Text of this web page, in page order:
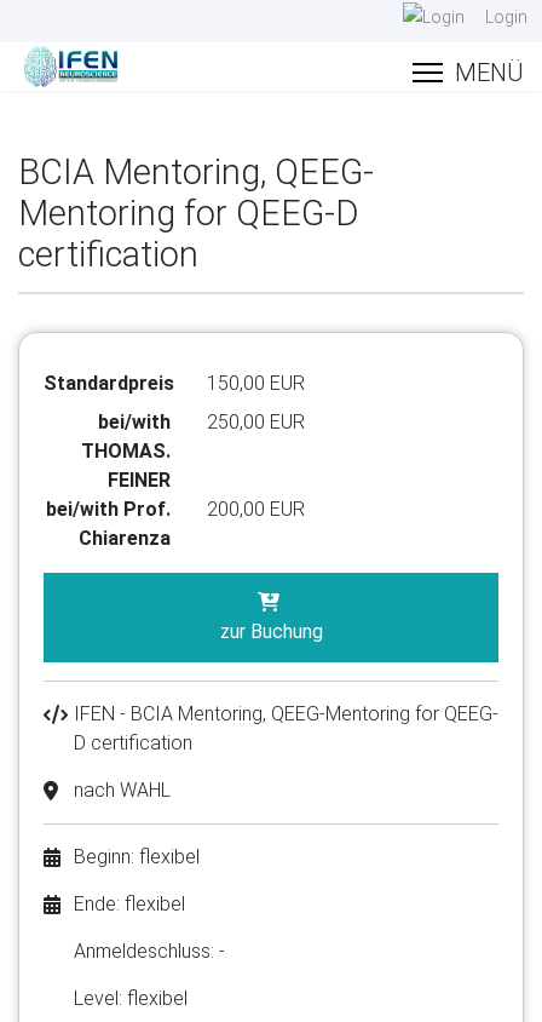
Login
BCIA Mentoring, QEEG-
Mentoring for QEEG-D
certification
Standardpreis
150,00 EUR
bei/with
THOMAS.
FEINER
250,00 EUR
bei/with Prof.
Chiarenza
200,00 EUR
zur Buchung
IFEN - BCIA Mentoring, QEEG-Mentoring for QEEG-
D certification
nach WAHL
Beginn: flexibel
Ende: flexibel
Anmelde​schluss: -
Level: flexibel